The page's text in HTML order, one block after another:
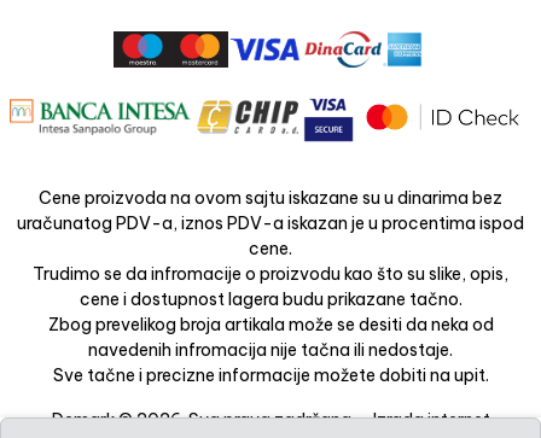
Cene proizvoda na ovom sajtu iskazane su u dinarima bez
uračunatog PDV-a, iznos PDV-a iskazan je u procentima ispod
cene.
Trudimo se da infromacije o proizvodu kao što su slike, opis,
cene i dostupnost lagera budu prikazane tačno.
Zbog prevelikog broja artikala može se desiti da neka od
navedenih infromacija nije tačna ili nedostaje.
Sve tačne i precizne informacije možete dobiti na upit.
Demark © 2026. Sva prava zadržana. -Izrada internet